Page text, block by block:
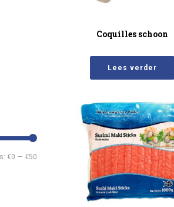
Coquilles schoon
Lees verder
Min.
Max.
€0 — €50